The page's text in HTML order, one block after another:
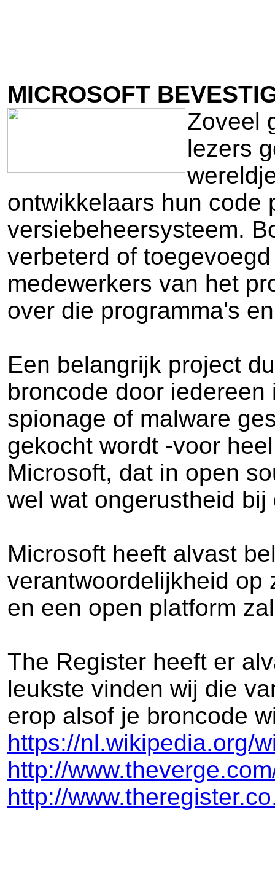
MICROSOFT
Zoveel
lezers
ontwikkelaars hun code
versiebeheersysteem.
verbeterd of
medewerkers van het
over die programma's
Een belangrijk project
broncode door
spionage of malware
gekocht wordt -voor
Microsoft, dat in open
wel wat ongerustheid
Microsoft heeft alvast
verantwoordelijkheid op
en een open platform
The Register heeft er
leukste vinden wij die
erop alsof je broncode
https://nl.wikipedia.org/
http://
http://